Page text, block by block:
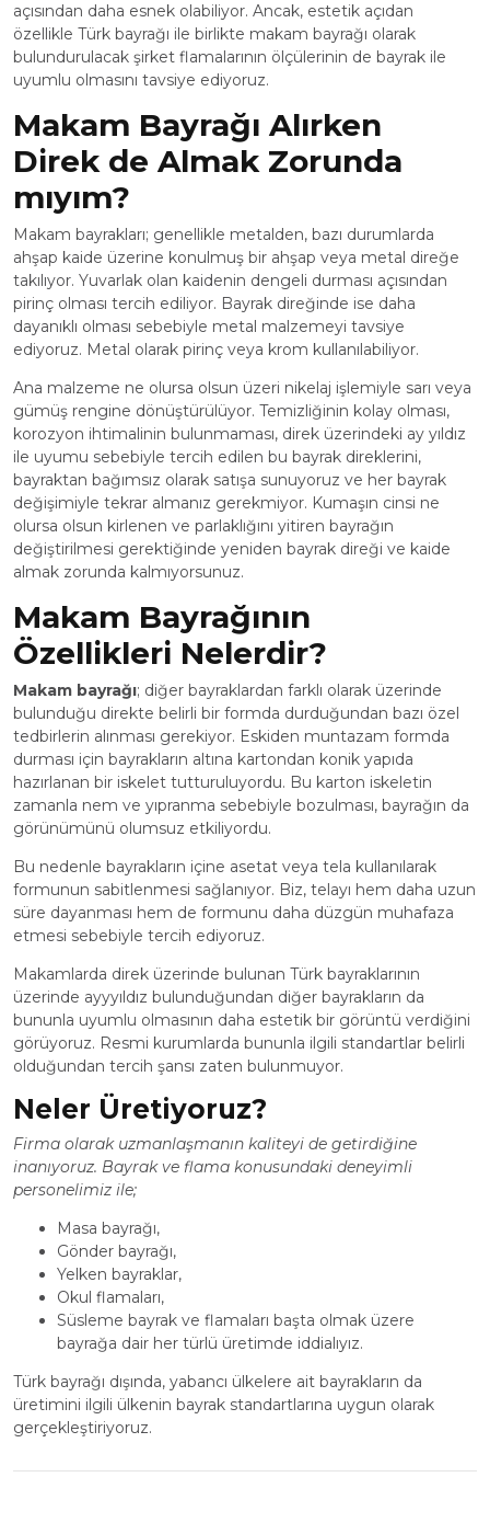
açısından daha esnek olabiliyor. Ancak, estetik açıdan
özellikle Türk bayrağı ile birlikte makam bayrağı olarak
bulundurulacak şirket flamalarının ölçülerinin de bayrak ile
uyumlu olmasını tavsiye ediyoruz.
Makam Bayrağı Alırken
Direk de Almak Zorunda
mıyım?
Makam bayrakları; genellikle metalden, bazı durumlarda
ahşap kaide üzerine konulmuş bir ahşap veya metal direğe
takılıyor. Yuvarlak olan kaidenin dengeli durması açısından
pirinç olması tercih ediliyor. Bayrak direğinde ise daha
dayanıklı olması sebebiyle metal malzemeyi tavsiye
ediyoruz. Metal olarak pirinç veya krom kullanılabiliyor.
Ana malzeme ne olursa olsun üzeri nikelaj işlemiyle sarı veya
gümüş rengine dönüştürülüyor. Temizliğinin kolay olması,
korozyon ihtimalinin bulunmaması, direk üzerindeki ay yıldız
ile uyumu sebebiyle tercih edilen bu bayrak direklerini,
bayraktan bağımsız olarak satışa sunuyoruz ve her bayrak
değişimiyle tekrar almanız gerekmiyor. Kumaşın cinsi ne
olursa olsun kirlenen ve parlaklığını yitiren bayrağın
değiştirilmesi gerektiğinde yeniden bayrak direği ve kaide
almak zorunda kalmıyorsunuz.
Makam Bayrağının
Özellikleri Nelerdir?
Makam bayrağı; diğer bayraklardan farklı olarak üzerinde
bulunduğu direkte belirli bir formda durduğundan bazı özel
tedbirlerin alınması gerekiyor. Eskiden muntazam formda
durması için bayrakların altına kartondan konik yapıda
hazırlanan bir iskelet tutturuluyordu. Bu karton iskeletin
zamanla nem ve yıpranma sebebiyle bozulması, bayrağın da
görünümünü olumsuz etkiliyordu.
Bu nedenle bayrakların içine asetat veya tela kullanılarak
formunun sabitlenmesi sağlanıyor. Biz, telayı hem daha uzun
süre dayanması hem de formunu daha düzgün muhafaza
etmesi sebebiyle tercih ediyoruz.
Makamlarda direk üzerinde bulunan Türk bayraklarının
üzerinde ayyyıldız bulunduğundan diğer bayrakların da
bununla uyumlu olmasının daha estetik bir görüntü verdiğini
görüyoruz. Resmi kurumlarda bununla ilgili standartlar belirli
olduğundan tercih şansı zaten bulunmuyor.
Neler Üretiyoruz?
Firma olarak uzmanlaşmanın kaliteyi de getirdiğine
inanıyoruz. Bayrak ve flama konusundaki deneyimli
personelimiz ile;
Masa bayrağı,
Gönder bayrağı,
Yelken bayraklar,
Okul flamaları,
Süsleme bayrak ve flamaları başta olmak üzere
bayrağa dair her türlü üretimde iddialıyız.
Türk bayrağı dışında, yabancı ülkelere ait bayrakların da
üretimini ilgili ülkenin bayrak standartlarına uygun olarak
gerçekleştiriyoruz.